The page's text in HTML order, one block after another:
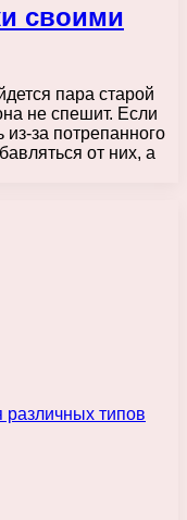
своими
пара старой
не спешит. Если
за потрепанного
от них, а
различных типов